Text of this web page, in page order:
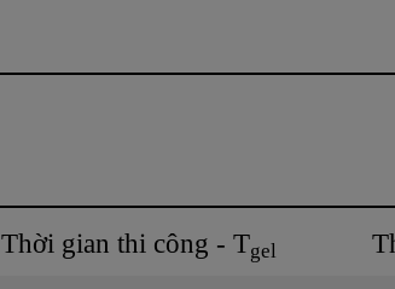
Thời gian thi công - Tgel